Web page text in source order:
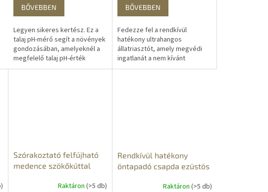
BŐVEBBEN
Legyen sikeres kertész. Ez a
talaj pH-mérő segít a növények
gondozásában, amelyeknél a
megfelelő talaj pH-érték
kulcsparaméter. Egészséges
BŐVEBBEN
Fedezze fel a rendkívül
hatékony ultrahangos
állatriasztót, amely megvédi
ingatlanát a nem kívánt
látogatóktól. Ultrahanggal és
Szórakoztató felfújható
medence szökőkúttal
Raktáron(>5 db)
Rendkívül hatékony
öntapadó csapda ezüstös
Raktáron (>5 db)